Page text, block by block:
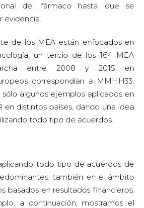
del fármaco hasta que se
evidencia.
de los MEA están enfocados en
un tercio de los 164 MEA
entre 2008 y 2015 en
correspondían a MMHH33.
sólo algunos ejemplos aplicados en
en distintos países, dando una idea
todo tipo de acuerdos.
todo tipo de acuerdos de
también en el ámbito
basados en resultados financieros.
a continuación, mostramos el